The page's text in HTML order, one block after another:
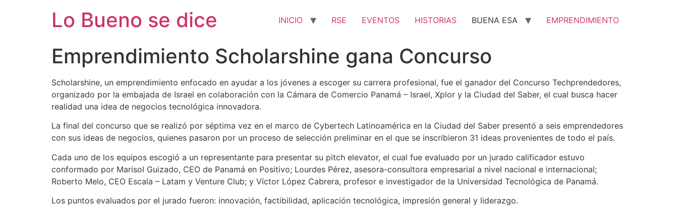
Lo Bueno se dice INICIO RSE EVENTOS HISTORIAS BUENA ESA EMPRENDIMIENTO
Emprendimiento Scholarshine gana Concurso
Scholarshine, un emprendimiento enfocado en ayudar a los jóvenes a escoger su carrera profesional, fue el ganador del Concurso Techprendedores,
organizado por la embajada de Israel en colaboración con la Cámara de Comercio Panamá – Israel, Xplor y la Ciudad del Saber, el cual busca hacer
realidad una idea de negocios tecnológica innovadora.
La final del concurso que se realizó por séptima vez en el marco de Cybertech Latinoamérica en la Ciudad del Saber presentó a seis emprendedores
con sus ideas de negocios, quienes pasaron por un proceso de selección preliminar en el que se inscribieron 31 ideas provenientes de todo el país.
Cada uno de los equipos escogió a un representante para presentar su pitch elevator, el cual fue evaluado por un jurado calificador estuvo
conformado por Marisol Guizado, CEO de Panamá en Positivo; Lourdes Pérez, asesora-consultora empresarial a nivel nacional e internacional;
Roberto Melo, CEO Escala – Latam y Venture Club; y Víctor López Cabrera, profesor e investigador de la Universidad Tecnológica de Panamá.
Los puntos evaluados por el jurado fueron: innovación, factibilidad, aplicación tecnológica, impresión general y liderazgo.